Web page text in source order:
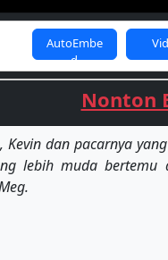
AutoEmbe
d
Nonton
Kevin dan pacarnya
lebih muda